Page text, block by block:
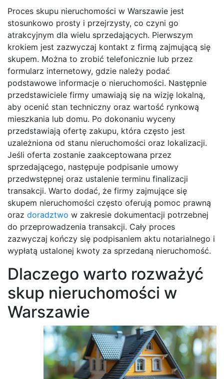
Proces skupu nieruchomości w Warszawie jest
stosunkowo prosty i przejrzysty, co czyni go
atrakcyjnym dla wielu sprzedających. Pierwszym
krokiem jest zazwyczaj kontakt z firmą zajmującą się
skupem. Można to zrobić telefonicznie lub przez
formularz internetowy, gdzie należy podać
podstawowe informacje o nieruchomości. Następnie
przedstawiciele firmy umawiają się na wizję lokalną,
aby ocenić stan techniczny oraz wartość rynkową
mieszkania lub domu. Po dokonaniu wyceny
przedstawiają ofertę zakupu, która często jest
uzależniona od stanu nieruchomości oraz lokalizacji.
Jeśli oferta zostanie zaakceptowana przez
sprzedającego, następuje podpisanie umowy
przedwstępnej oraz ustalenie terminu finalizacji
transakcji. Warto dodać, że firmy zajmujące się
skupem nieruchomości często oferują pomoc prawną
oraz doradztwo w zakresie dokumentacji potrzebnej
do przeprowadzenia transakcji. Cały proces
zazwyczaj kończy się podpisaniem aktu notarialnego i
wypłatą ustalonej kwoty za sprzedaną nieruchomość.
Dlaczego warto rozważyć
skup nieruchomości w
Warszawie